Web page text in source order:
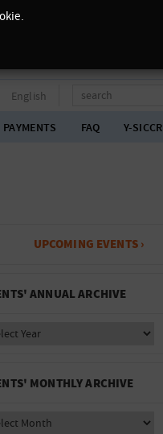
English
PAYMENTS FAQ Y-SICCR
UPCOMING EVENTS ›
ANNUAL ARCHIVE
MONTHLY ARCHIVE